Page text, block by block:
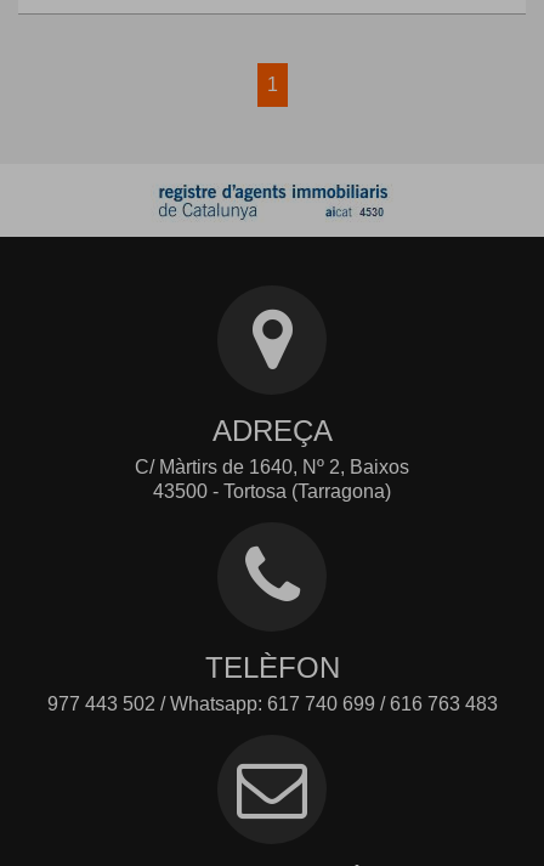
1
ADREÇA
C/ Màrtirs de 1640, Nº 2, Baixos
43500 - Tortosa (Tarragona)
TELÈFON
977 443 502 / Whatsapp: 617 740 699 / 616 763 483